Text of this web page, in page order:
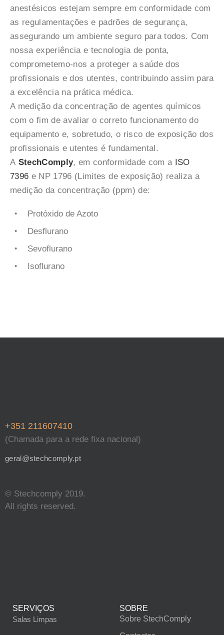
anestésicos estejam sempre em conformidade com
as regulamentações e padrões de segurança,
assegurando um ambiente seguro para todos. Com
nossa experiência e tecnologia de ponta,
comprometemo-nos a proteger a saúde dos
profissionais e dos utentes, contribuindo assim para
a excelência na prática médica.
A medição da concentração de agentes químicos
com o fim de avaliar o correto funcionamento do
equipamento e, sobretudo, o risco de exposição dos
profissionais e utentes é fundamental.
A StechComply, em conformidade com a ISO
7396 e NP 1796 (Limites de exposição) realiza a
medição da concentração (ppm) de:
Protóxido de Azoto
Desflurano
Sevoflurano
Isoflurano
© Stechcomply 2019.
All rights reserved.
geral@stechcomply.pt
+351 211607410
(Chamada para a rede fixa nacional)
SERVIÇOS
Salas Limpas
SOBRE
Sobre StechComply